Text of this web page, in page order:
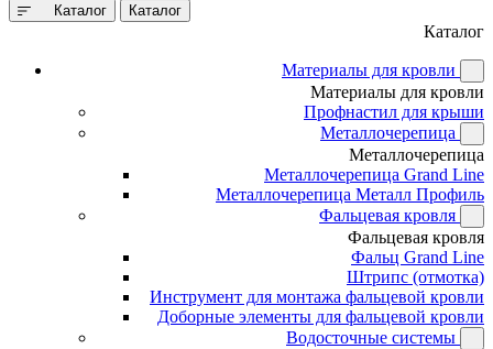
Каталог Каталог
Каталог
Материалы для кровли
Материалы для кровли
Профнастил для крыши
Металлочерепица
Металлочерепица
Металлочерепица Grand Line
Металлочерепица Металл Профиль
Фальцевая кровля
Фальцевая кровля
Фальц Grand Line
Штрипс (отмотка)
Инструмент для монтажа фальцевой кровли
Доборные элементы для фальцевой кровли
Водосточные системы